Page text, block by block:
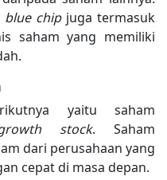
blue chip juga termasuk
saham yang memiliki
yaitu saham
stock. Saham
dari perusahaan yang
cepat di masa depan.